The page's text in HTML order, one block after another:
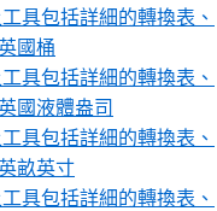
具包括詳細的轉換表、
國桶
具包括詳細的轉換表、
國液體盎司
具包括詳細的轉換表、
畝英寸
具包括詳細的轉換表、